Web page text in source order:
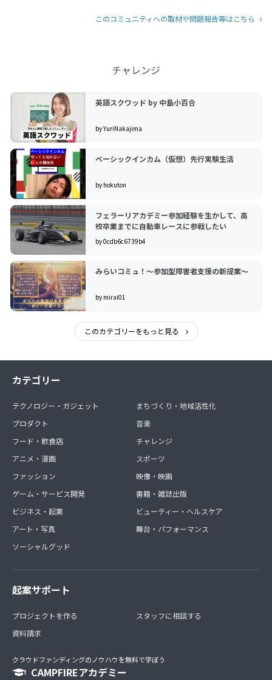
このコミュニティへの取材や問題報告等はこちら
チャレンジ
英語スクワッド by 中島小百合
by YuriNakajima
ベーシックインカム（仮想）先行実験生活
by hokuton
フェラーリアカデミー参加経験を生かして、高
校卒業までに自動車レースに参戦したい
by 0cdb6c6739b4
みらいコミュ！〜参加型障害者支援の新提案〜
by mirai01
このカテゴリーをもっと見る
カテゴリー
テクノロジー・ガジェット
プロダクト
フード・飲食店
アニメ・漫画
ファッション
ゲーム・サービス開発
ビジネス・起業
アート・写真
ソーシャルグッド
まちづくり・地域活性化
音楽
チャレンジ
スポーツ
映像・映画
書籍・雑誌出版
ビューティー・ヘルスケア
舞台・パフォーマンス
起案サポート
プロジェクトを作る
資料請求
スタッフに相談する
クラウドファンディングのノウハウを無料で学ぼう
CAMPFIREアカデミー